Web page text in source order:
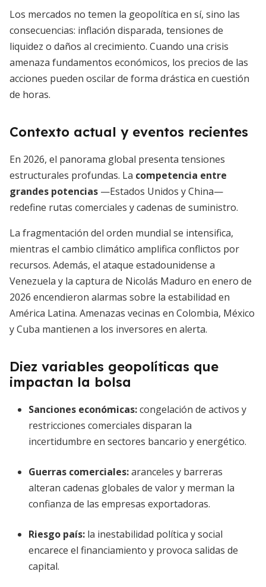
Los mercados no temen la geopolítica en sí, sino las
consecuencias: inflación disparada, tensiones de
liquidez o daños al crecimiento. Cuando una crisis
amenaza fundamentos económicos, los precios de las
acciones pueden oscilar de forma drástica en cuestión
de horas.
Contexto actual y eventos recientes
En 2026, el panorama global presenta tensiones
estructurales profundas. La competencia entre
grandes potencias —Estados Unidos y China—
redefine rutas comerciales y cadenas de suministro.
La fragmentación del orden mundial se intensifica,
mientras el cambio climático amplifica conflictos por
recursos. Además, el ataque estadounidense a
Venezuela y la captura de Nicolás Maduro en enero de
2026 encendieron alarmas sobre la estabilidad en
América Latina. Amenazas vecinas en Colombia, México
y Cuba mantienen a los inversores en alerta.
Diez variables geopolíticas que
impactan la bolsa
Sanciones económicas:congelación de activos y
restricciones comerciales disparan la
incertidumbre en sectores bancario y energético.
Guerras comerciales:aranceles y barreras
alteran cadenas globales de valor y merman la
confianza de las empresas exportadoras.
Riesgo país: la inestabilidad política y social
encarece el financiamiento y provoca salidas de
capital.